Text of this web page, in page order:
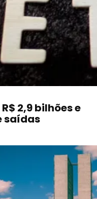
2,9 bilhões e
saídas